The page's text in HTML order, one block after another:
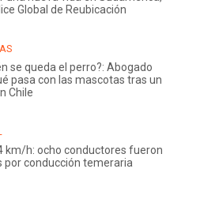
Global de Reubicación
se queda el perro?: Abogado
pasa con las mascotas tras un
Chile
km/h: ocho conductores fueron
por conducción temeraria